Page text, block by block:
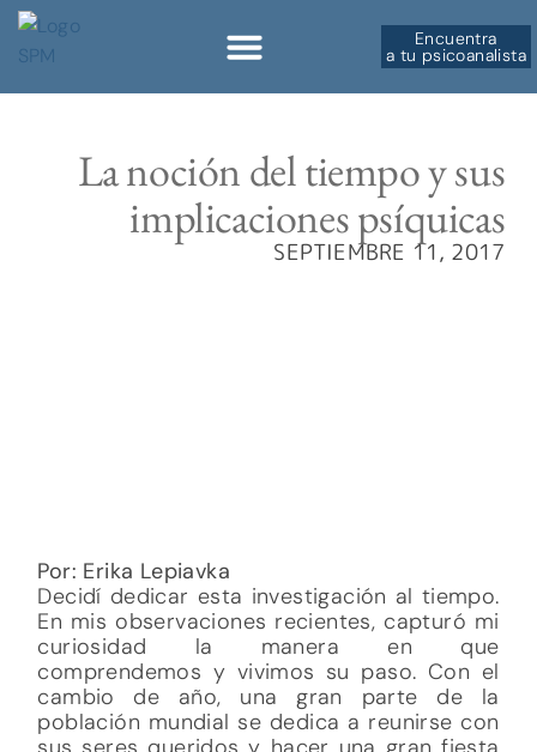
Encuentra
a tu psicoanalista
La noción del tiempo y sus
implicaciones psíquicas
SEPTIEMBRE 11, 2017
Por: Erika Lepiavka
Decidí dedicar esta investigación al tiempo.
En mis observaciones recientes, capturó mi
curiosidad la manera en que
comprendemos y vivimos su paso. Con el
cambio de año, una gran parte de la
población mundial se dedica a reunirse con